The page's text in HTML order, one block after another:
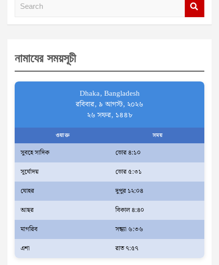
c
h
নামাযের সময়সূচী
Dhaka, Bangladesh
রবিবার, ৯ আগস্ট, ২০২৬
২৬ সফর, ১৪৪৮
ওয়াক্ত সময়
সুবহে সাদিক
ভোর ৪:১০
সূর্যোদয়
ভোর ৫:৩১
যোহর
দুপুর ১২:০৪
আছর
বিকাল ৪:৪০
মাগরিব
সন্ধ্যা ৬:৩৬
এশা
রাত ৭:৫৭